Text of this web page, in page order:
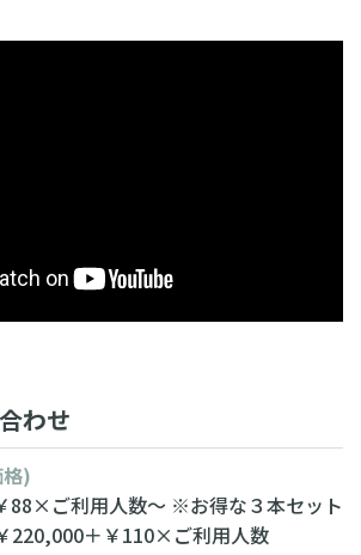
わせ
)
88×ご利用人数～ ※お得な３本セット
＋￥110×ご利用人数